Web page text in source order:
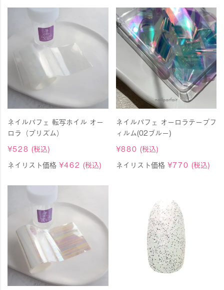
ネイルパフェ 転写ホイル オー
ロラ（プリズム）
¥528 (税込)
ネイリスト価格 ¥462 (税込)
ネイルパフェ オーロラテープフ
ィルム(02ブルー)
¥880 (税込)
ネイリスト価格 ¥770 (税込)